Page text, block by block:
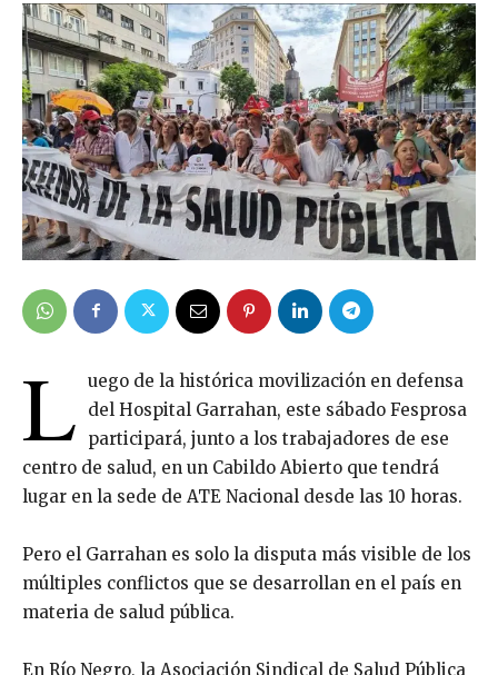
L uego de la histórica movilización en defensa
del Hospital Garrahan, este sábado Fesprosa
participará, junto a los trabajadores de ese
centro de salud, en un Cabildo Abierto que tendrá
lugar en la sede de ATE Nacional desde las 10 horas.
Pero el Garrahan es solo la disputa más visible de los
múltiples conflictos que se desarrollan en el país en
materia de salud pública.
En Río Negro, la Asociación Sindical de Salud Pública